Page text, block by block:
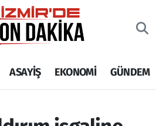
ASAYİŞ EKONOMİ GÜNDEM